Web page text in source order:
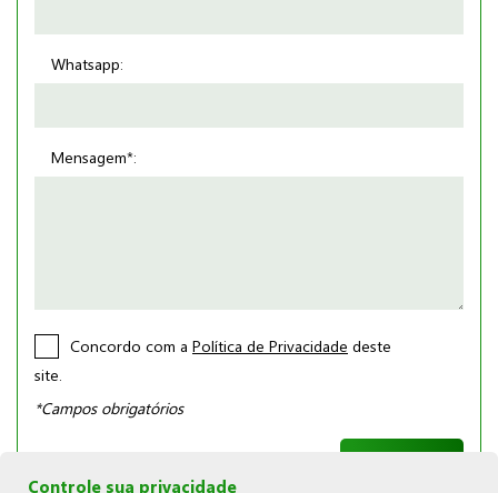
Whatsapp:
Mensagem*:
Concordo com a Política de Privacidade deste
site.
*Campos obrigatórios
Controle sua privacidade